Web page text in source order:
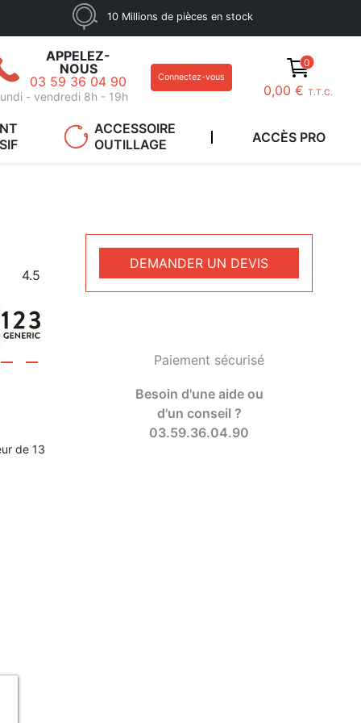
10 Millions de pièces en stock
APPELEZ-
NOUS
03 59 36 04 90
- vendredi 8h - 19h
Connectez-vous
0
0,00 € T.T.C.
ACCESSOIRE
OUTILLAGE
ACCÈS PRO
4.5
de 13
DEMANDER UN DEVIS
Paiement sécurisé
Besoin d'une aide ou
d'un conseil ?
03.59.36.04.90